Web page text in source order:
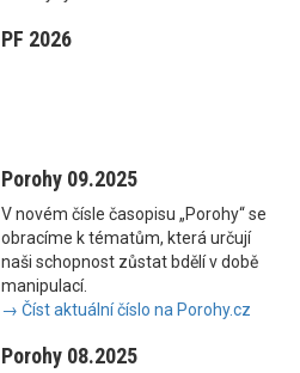
PF 2026
Porohy 09.2025
V novém čísle časopisu „Porohy“ se
obracíme k tématům, která určují
naši schopnost zůstat bdělí v době
manipulací.
→ Číst aktuální číslo na Porohy.cz
Porohy 08.2025